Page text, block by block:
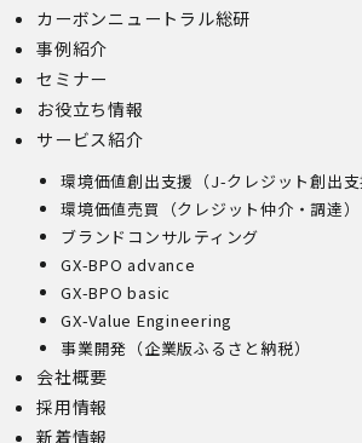
カーボンニュートラル総研
事例紹介
セミナー
お役立ち情報
サービス紹介
環境価値創出支援（J-クレジット創出支
環境価値売買（クレジット仲介・調達）
ブランドコンサルティング
GX-BPO advance
GX-BPO basic
GX-Value Engineering
事業開発（企業版ふるさと納税）
会社概要
採用情報
新着情報